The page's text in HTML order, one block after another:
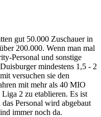
gut 50.000 Zuschauer in
200.000. Wenn man mal
Personal und sonstige
mindestens 1,5 - 2
versuchen sie den
mit mehr als 40 MIO
2 zu etablieren. Es ist
Personal wird abgebaut
immer noch da.